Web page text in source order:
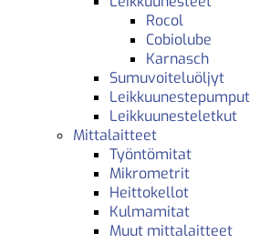
Rocol
Cobiolube
Karnasch
Sumuvoiteluöljyt
Leikkuunestepumput
Leikkuunesteletkut
Mittalaitteet
Työntömitat
Mikrometrit
Heittokellot
Kulmamitat
Muut mittalaitteet